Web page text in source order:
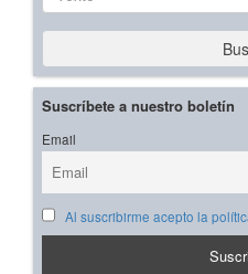
Suscríbete a nuestro boletín
Email
Al suscribirme acepto la